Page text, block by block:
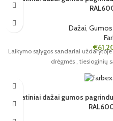
Dažai,
€
Laikymo sąlygos sandariai
drėgmės , tiesioginių
Matiniai dažai gumos